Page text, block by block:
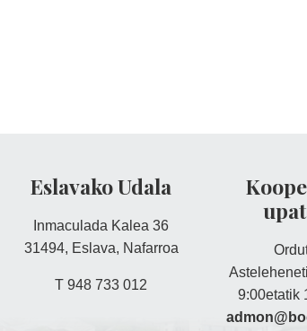
Eslavako Udala
Inmaculada Kalea 36
31494, Eslava, Nafarroa
T 948 733 012
9:00etatik